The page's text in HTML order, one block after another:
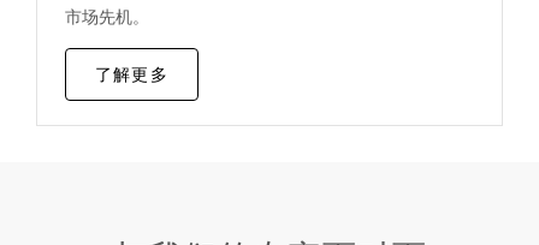
市场先机。
了解更多